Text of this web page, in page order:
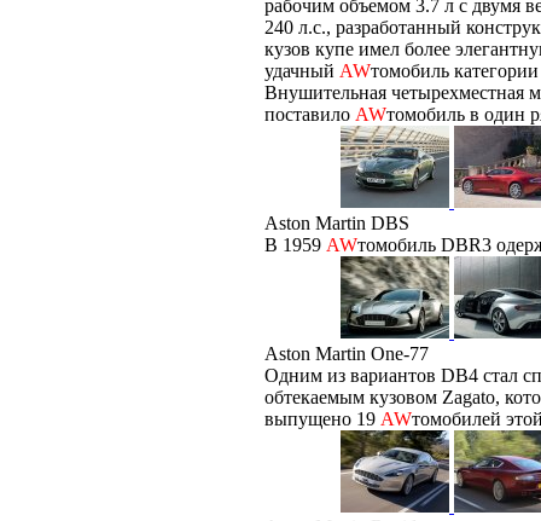
рабочим объемом 3.7 л с двумя
240 л.с., разработанный
кузов купе имел более
удачный AWтомобиль
Внушительная четырехместная
поставило AWтомобиль в один
Aston Martin DBS
В 1959 AWтомобиль DBR3
Aston Martin One-77
Одним из вариантов DB4 стал
обтекаемым кузовом Zagato,
выпущено 19 AWтомобилей